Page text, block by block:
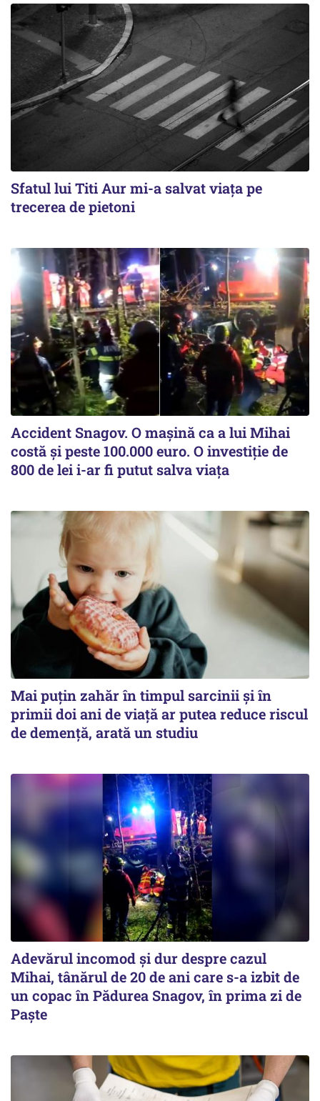
Sfatul lui Titi Aur mi-a salvat viaţa pe
trecerea de pietoni
Accident Snagov. O mașină ca a lui Mihai
costă și peste 100.000 euro. O investiție de
800 de lei i-ar fi putut salva viața
Mai puțin zahăr în timpul sarcinii și în
primii doi ani de viață ar putea reduce riscul
de demență, arată un studiu
Adevărul incomod și dur despre cazul
Mihai, tânărul de 20 de ani care s-a izbit de
un copac în Pădurea Snagov, în prima zi de
Paște